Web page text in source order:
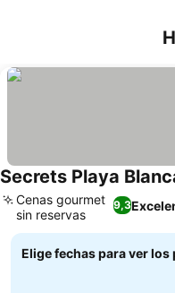
Secrets Playa
9,3
Cenas gourmet
sin reservas
Elige fechas para ver